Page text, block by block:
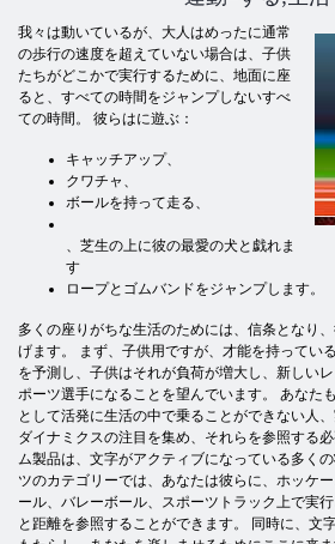
我々は動いているが、大人はめったに通常
の歩行の速度を超えていない場合は、子供
たちがどこかで実行するために、地面に座
ると、すべての時間をジャンプしないすべ
ての時間。 彼らはに遊ぶ：
キャッチアップ、
クワチャ、
ボールを持って走る、
、芝生の上に彼の最愛の犬と戯れま
す
ロープとゴムバンドをジャンプします。
多くの座りがちな生活のためには、信条となり
げます。 まず、子供用ですが、才能を持ってい
を予測し、子供はそれが負荷が増大し、新しい
ポーツ選手になることを望んでいます。 あなた
として活発に生活の中で乗ることができない人
ダイナミクスの注目を集め、それらを参照する
ム製品は、文字がアクティブになっている多く
ツのカテゴリーでは、あなたは彼らに、ホッケ
ール、バレーボール、スポーツトラック上で実
と距離を参照することができます。 同時に、文